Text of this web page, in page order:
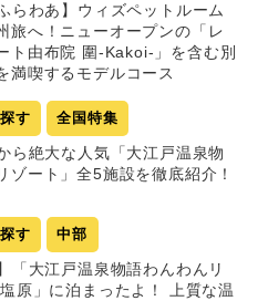
らわあ】ウィズペットルーム
旅へ！ニューオープンの「レ
ト由布院 圍-Kakoi-」を含む別
満喫するモデルコース
す 全国特集
ら絶大な人気「大江戸温泉物
ゾート」全5施設を徹底紹介！
す 中部
「大江戸温泉物語わんわんリ
原」に泊まったよ！ 上質な温